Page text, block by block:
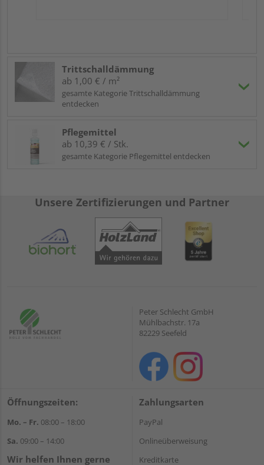
Trittschalldämmung
ab 1,00 € / m²
gesamte Kategorie Trittschalldämmung
entdecken
Pflegemittel
ab 10,39 € / Stk.
gesamte Kategorie Pflegemittel entdecken
Unsere Zertifizierungen und Partner
Peter Schlecht GmbH
Mühlbachstr. 17a
82229 Seefeld
Öffnungszeiten:
Mo. – Fr. 08:00 – 18:00
Sa. 09:00 – 14:00
Wir helfen Ihnen gerne
Zahlungsarten
PayPal
Onlineüberweisung
Kreditkarte